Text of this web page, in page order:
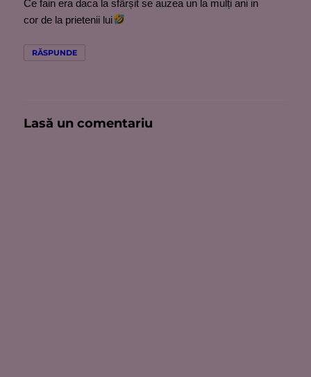
Ce fain era daca la sfârșit se auzea un la mulți ani in
cor de la prietenii lui
RĂSPUNDE
Lasă un comentariu